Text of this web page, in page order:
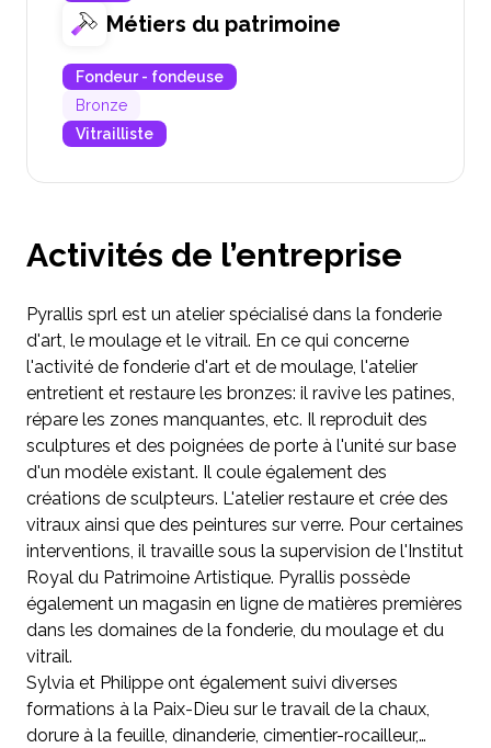
Métiers du patrimoine
Fondeur - fondeuse
Bronze
Vitrailliste
Activités de l’entreprise
Pyrallis sprl est un atelier spécialisé dans la fonderie
d'art, le moulage et le vitrail. En ce qui concerne
l'activité de fonderie d'art et de moulage, l'atelier
entretient et restaure les bronzes: il ravive les patines,
répare les zones manquantes, etc. Il reproduit des
sculptures et des poignées de porte à l'unité sur base
d'un modèle existant. Il coule également des
créations de sculpteurs. L'atelier restaure et crée des
vitraux ainsi que des peintures sur verre. Pour certaines
interventions, il travaille sous la supervision de l'Institut
Royal du Patrimoine Artistique. Pyrallis possède
également un magasin en ligne de matières premières
dans les domaines de la fonderie, du moulage et du
vitrail.
Sylvia et Philippe ont également suivi diverses
formations à la Paix-Dieu sur le travail de la chaux,
dorure à la feuille, dinanderie, cimentier-rocailleur,…